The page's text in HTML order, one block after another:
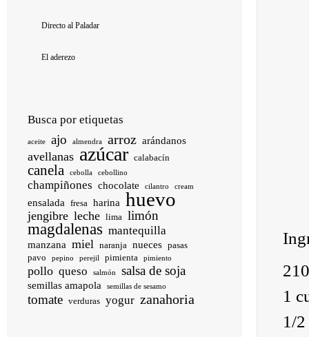
Directo al Paladar
El aderezo
Busca por etiquetas
aceite ajo almendra arroz arándanos
avellanas azúcar calabacín
canela cebolla cebollino
champiñones chocolate cilantro cream
ensalada fresa harina huevo
jengibre leche lima limón
magdalenas mantequilla
manzana miel naranja nueces pasas
pavo
pepino perejil pimienta pimiento
pollo queso salmón salsa de soja
semillas amapola semillas de sesamo
tomate verduras yogur zanahoria
1
1/